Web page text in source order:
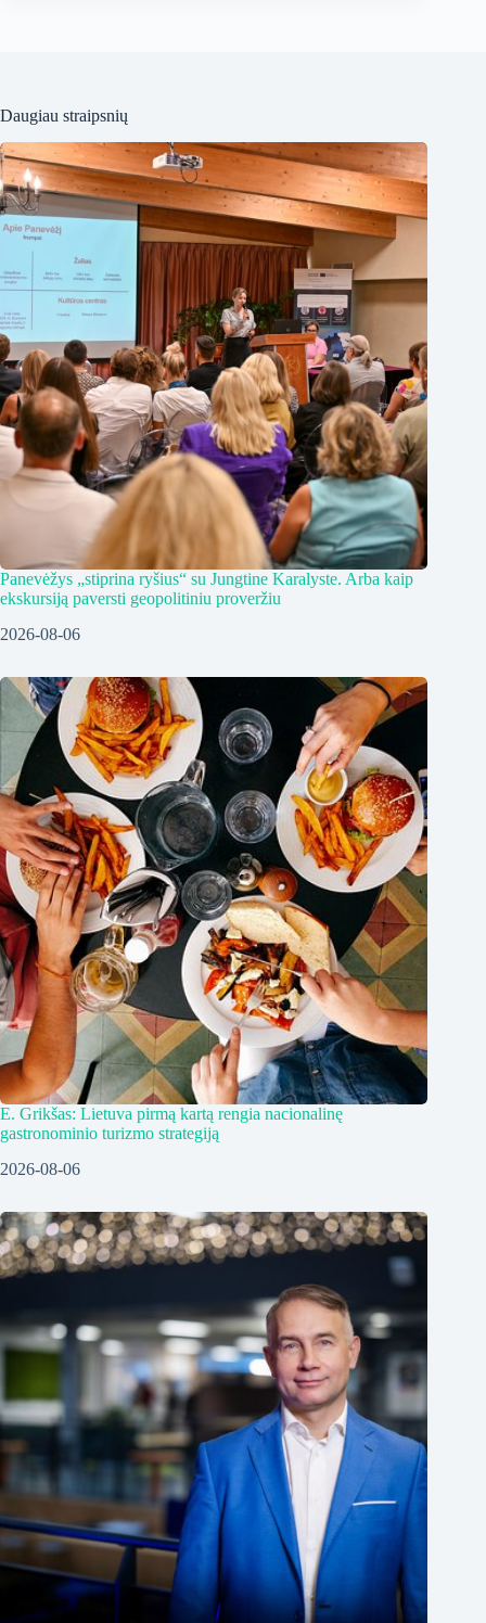
Daugiau straipsnių
Panevėžys „stiprina ryšius“ su Jungtine Karalyste. Arba kaip
ekskursiją paversti geopolitiniu proveržiu
2026-08-06
E. Grikšas: Lietuva pirmą kartą rengia nacionalinę
gastronominio turizmo strategiją
2026-08-06